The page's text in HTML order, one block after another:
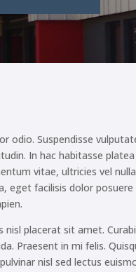
Suspendisse
In hac habitasse
vitae, ultricies vel
eget facilisis dolor
placerat sit amet.
Praesent in mi felis.
nisl sed lectus